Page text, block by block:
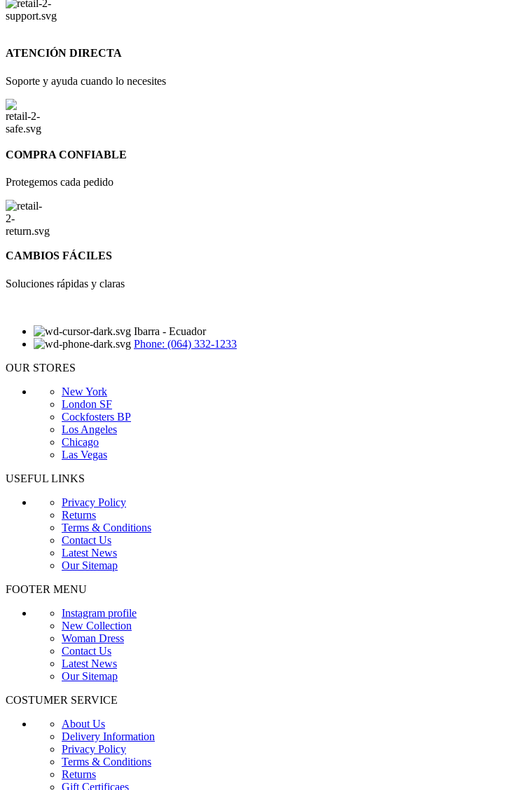
ATENCIÓN DIRECTA
Soporte y ayuda cuando lo necesites
COMPRA CONFIABLE
Protegemos cada pedido
CAMBIOS FÁCILES
Soluciones rápidas y claras
Ibarra - Ecuador
Phone: (064) 332-1233
OUR STORES
New York
London SF
Cockfosters BP
Los Angeles
Chicago
Las Vegas
USEFUL LINKS
Privacy Policy
Returns
Terms & Conditions
Contact Us
Latest News
Our Sitemap
FOOTER MENU
Instagram profile
New Collection
Woman Dress
Contact Us
Latest News
Our Sitemap
COSTUMER SERVICE
About Us
Delivery Information
Privacy Policy
Terms & Conditions
Returns
Gift Certificaes